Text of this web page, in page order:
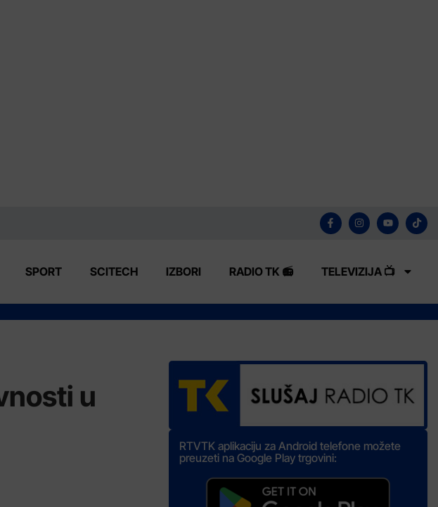
SPORT SCITECH IZBORI RADIO TK 📻 TELEVIZIJA 📺
u
RTVTK aplikaciju za Android telefone možete
preuzeti na Google Play trgovini: